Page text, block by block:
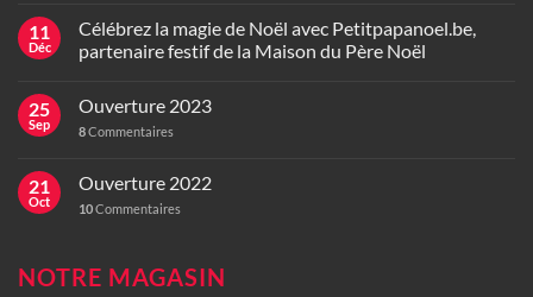
11
Déc
Célébrez la magie de Noël avec Petitpapanoel.be,
partenaire festif de la Maison du Père Noël
25
Sep
Ouverture 2023
8Commentaires
21
Oct
Ouverture 2022
10Commentaires
NOTRE MAGASIN